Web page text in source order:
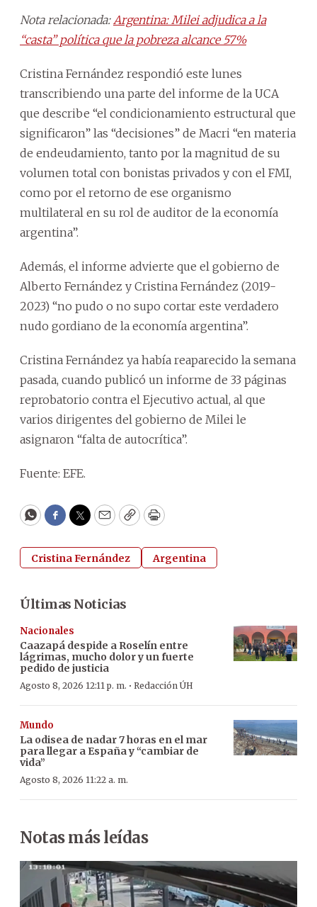
Nota relacionada: Argentina: Milei adjudica a la
“casta” política que la pobreza alcance 57%
Cristina Fernández respondió este lunes
transcribiendo una parte del informe de la UCA
que describe “el condicionamiento estructural que
significaron” las “decisiones” de Macri “en materia
de endeudamiento, tanto por la magnitud de su
volumen total con bonistas privados y con el FMI,
como por el retorno de ese organismo
multilateral en su rol de auditor de la economía
argentina”.
Además, el informe advierte que el gobierno de
Alberto Fernández y Cristina Fernández (2019-
2023) “no pudo o no supo cortar este verdadero
nudo gordiano de la economía argentina”.
Cristina Fernández ya había reaparecido la semana
pasada, cuando publicó un informe de 33 páginas
reprobatorio contra el Ejecutivo actual, al que
varios dirigentes del gobierno de Milei le
asignaron “falta de autocrítica”.
Fuente: EFE.
WhatsApp
Facebook
Twitter
EmailCopyPrint
Cristina Fernández Argentina
Últimas Noticias
Nacionales
Caazapá despide a Roselín entre
lágrimas, mucho dolor y un fuerte
pedido de justicia
Agosto 8, 2026 12:11 p. m. · Redacción ÚH
Mundo
La odisea de nadar 7 horas en el mar
para llegar a España y “cambiar de
vida”
Agosto 8, 2026 11:22 a. m.
Notas más leídas